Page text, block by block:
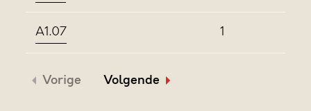
A1.07 1
Vorige Volgende